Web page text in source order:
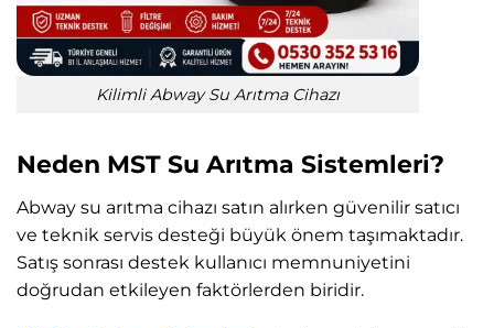
Kilimli Abway Su Arıtma Cihazı
Neden MST Su Arıtma Sistemleri?
Abway su arıtma cihazı satın alırken güvenilir satıcı
ve teknik servis desteği büyük önem taşımaktadır.
Satış sonrası destek kullanıcı memnuniyetini
doğrudan etkileyen faktörlerden biridir.